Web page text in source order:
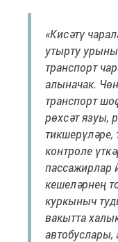
«Кисәтү
утырту
транспорт
алыначак.
транспорт
рөхсәт язуы,
тикшерүләре,
контроле
пассажирлар
кешеләрнең
куркыныч
вакытта